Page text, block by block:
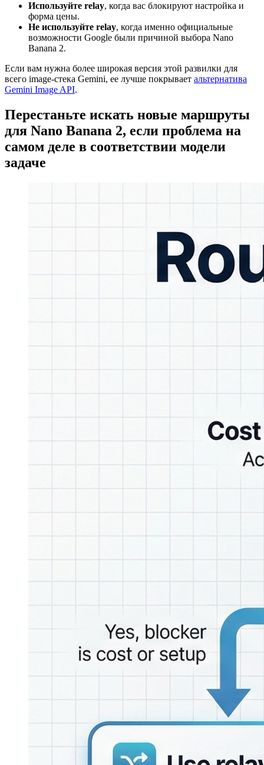
Используйте relay, когда вас блокируют настройка и
форма цены.
Не используйте relay, когда именно официальные
возможности Google были причиной выбора Nano
Banana 2.
Если вам нужна более широкая версия этой развилки для
всего image-стека Gemini, ее лучше покрывает альтернатива
Gemini Image API.
Перестаньте искать новые маршруты
для Nano Banana 2, если проблема на
самом деле в соответствии модели
задаче